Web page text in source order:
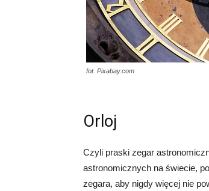
fot. Pixabay.com
Orloj
Czyli praski zegar
astronomicznych na świecie,
zegara, aby nigdy więcej nie